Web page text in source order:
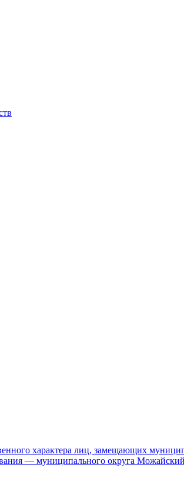
характера лиц, замещающих
— муниципального округа